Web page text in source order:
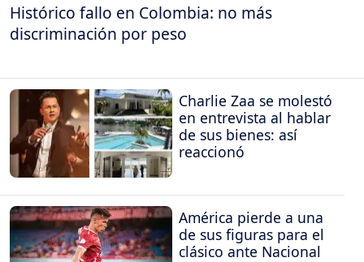
Histórico fallo en Colombia: no más
discriminación por peso
Charlie Zaa se molestó
en entrevista al hablar
de sus bienes: así
reaccionó
América pierde a una
de sus figuras para el
clásico ante Nacional